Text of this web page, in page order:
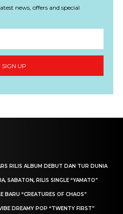
news, offers and special
SIGN UP
RILIS ALBUM DEBUT DAN TUR DUNIA
SABATON, RILIS SINGLE “YAMATO”
BARU “CREATURES OF CHAOS”
DREAMY POP “TWENTY FIRST”